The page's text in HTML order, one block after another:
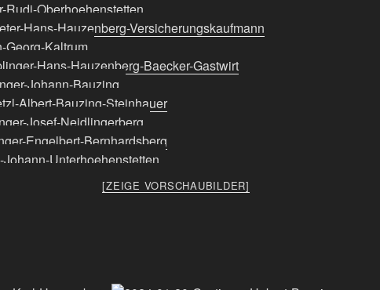
[ZEIGE VORSCHAUBILDER]